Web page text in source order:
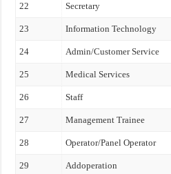
22 Secretary
23 Information Technology
24 Admin/Customer Service
25 Medical Services
26 Staff
27 Management Trainee
28 Operator/Panel Operator
29 Addoperation